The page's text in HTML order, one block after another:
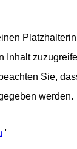
Inhalt
Sie,
werden.
'